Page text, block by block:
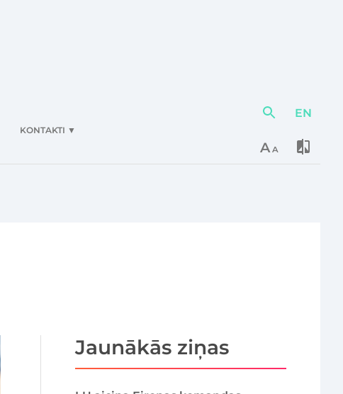
KONTAKTI ▼
DarbībasEN
AA
Jaunākās ziņas